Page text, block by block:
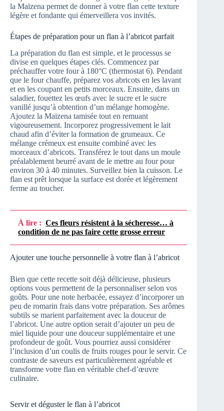
la Maïzena permet de donner à votre flan cette texture
légère et fondante qui émerveillera vos invités.
Étapes de préparation pour un flan à l’abricot parfait
La préparation du flan est simple, et le processus se
divise en quelques étapes clés. Commencez par
préchauffer votre four à 180°C (thermostat 6). Pendant
que le four chauffe, préparez vos abricots en les lavant
et en les coupant en petits morceaux. Ensuite, dans un
saladier, fouettez les œufs avec le sucre et le sucre
vanillé jusqu’à obtention d’un mélange homogène.
Ajoutez la Maïzena tamisée tout en remuant
vigoureusement. Incorporez progressivement le lait
chaud afin d’éviter la formation de grumeaux. Ce
mélange crémeux est ensuite combiné avec les
morceaux d’abricots. Transférez le tout dans un moule
préalablement beurré avant de le mettre au four pour
environ 30 à 40 minutes. Surveillez bien la cuisson. Le
flan est prêt lorsque la surface est dorée et légèrement
ferme au toucher.
À lire : Ces fleurs résistent à la sécheresse… à
condition de ne pas faire cette grosse erreur
Ajouter une touche personnelle à votre flan à l’abricot
Bien que cette recette soit déjà délicieuse, plusieurs
options vous permettent de la personnaliser selon vos
goûts. Pour une note herbacée, essayez d’incorporer un
peu de romarin frais dans votre préparation. Ses arômes
subtils se marient parfaitement avec la douceur de
l’abricot. Une autre option serait d’ajouter un peu de
miel liquide pour une douceur supplémentaire et une
profondeur de goût. Vous pourriez aussi considérer
l’inclusion d’un coulis de fruits rouges pour le servir. Ce
contraste de saveurs est particulièrement agréable et
transforme votre flan en véritable chef-d’œuvre
culinaire.
Servir et déguster le flan à l’abricot